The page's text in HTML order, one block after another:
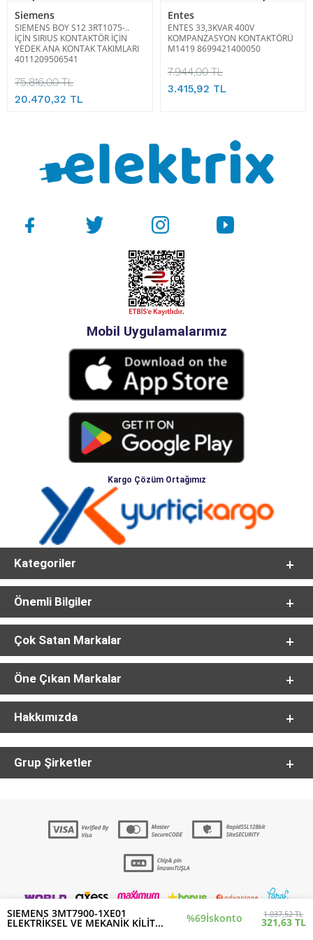
SIEMENS 3MT7900-1XE01
ELEKTRİKSEL VE MEKANİK KİLİT... %69İskonto 1.037,52 TL
321,63 TL
Siemens
SIEMENS BOY S12 3RT1075-..
İÇİN SIRIUS KONTAKTÖR İÇİN
YEDEK ANA KONTAK TAKIMLARI
4011209506541
75.816,00 TL
20.470,32 TL
Entes
ENTES 33,3KVAR 400V
KOMPANZASYON KONTAKTÖRÜ
M1419 8699421400050
7.944,00 TL
3.415,92 TL
Mobil Uygulamalarımız
Kargo Çözüm Ortağımız
Kategoriler
Önemli Bilgiler
Çok Satan Markalar
Öne Çıkan Markalar
Hakkımızda
Grup Şirketler